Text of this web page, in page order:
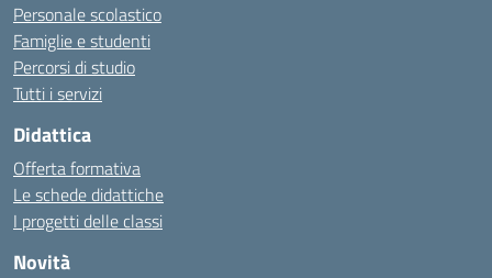
Personale scolastico
Famiglie e studenti
Percorsi di studio
Tutti i servizi
Didattica
Offerta formativa
Le schede didattiche
I progetti delle classi
Novità